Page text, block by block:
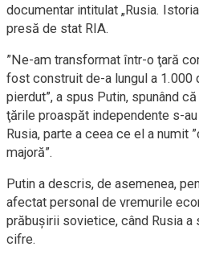
documentar intitulat „Rusia.
presă de stat RIA.
”Ne-am transformat într-o ţară
fost construit de-a lungul a 1.000
pierdut”, a spus Putin, spunând
ţările proaspăt independente s-
Rusia, parte a ceea ce el a numit
majoră”.
Putin a descris, de asemenea,
afectat personal de vremurile
prăbuşirii sovietice, când Rusia a
cifre.